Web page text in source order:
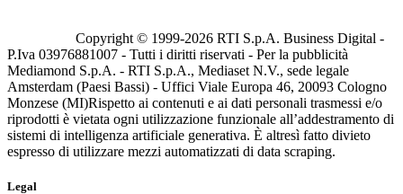
Copyright © 1999-2026 RTI S.p.A. Business Digital -
P.Iva 03976881007 - Tutti i diritti riservati - Per la pubblicità
Mediamond S.p.A. - RTI S.p.A., Mediaset N.V., sede legale
Amsterdam (Paesi Bassi) - Uffici Viale Europa 46, 20093 Cologno
Monzese (MI)Rispetto ai contenuti e ai dati personali trasmessi e/o
riprodotti è vietata ogni utilizzazione funzionale all’addestramento di
sistemi di intelligenza artificiale generativa. È altresì fatto divieto
espresso di utilizzare mezzi automatizzati di data scraping.
Legal